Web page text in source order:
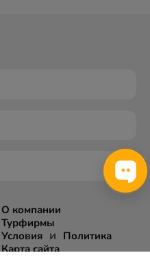
О компании
Турфирмы
Условияи Политика
Карта сайта